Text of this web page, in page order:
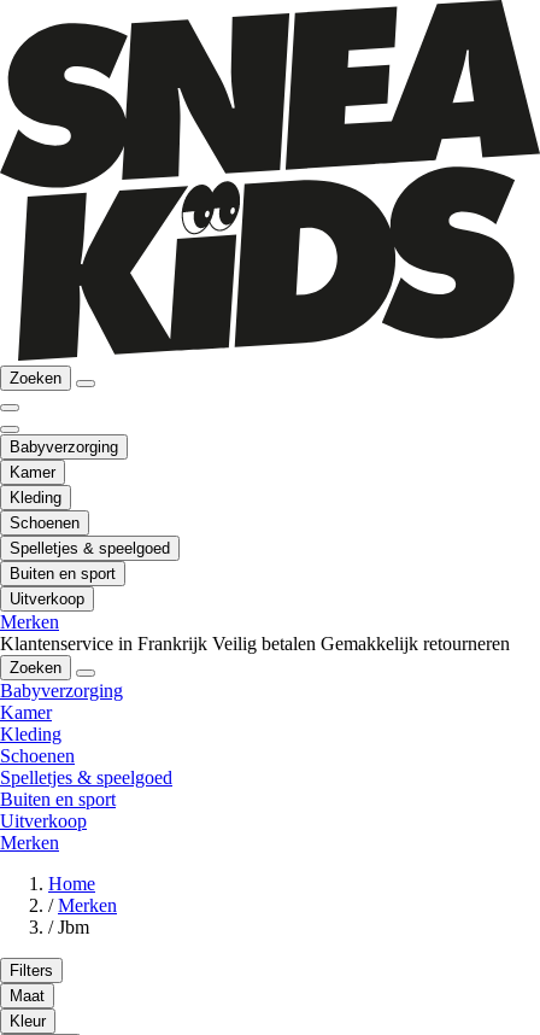
Zoeken
Babyverzorging
Kamer
Kleding
Schoenen
Spelletjes & speelgoed
Buiten en sport
Uitverkoop
Merken
Klantenservice in Frankrijk Veilig betalen Gemakkelijk retourneren
Zoeken
Babyverzorging
Kamer
Kleding
Schoenen
Spelletjes & speelgoed
Buiten en sport
Uitverkoop
Merken
Home
/ Merken
/ Jbm
Filters
Maat
Kleur